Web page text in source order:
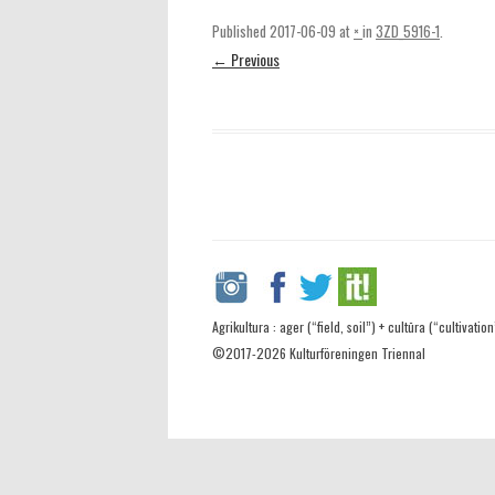
Published 2017-06-09 at × in 3ZD_5916-1.
← Previous
Agrikultura : ager (“field, soil”) + cultūra
©2017-2026 Kulturföreningen Triennal